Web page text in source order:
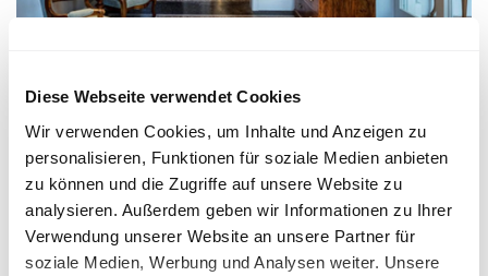
Diese Webseite verwendet Cookies
Wir verwenden Cookies, um Inhalte und Anzeigen zu
personalisieren, Funktionen für soziale Medien anbieten
zu können und die Zugriffe auf unsere Website zu
analysieren. Außerdem geben wir Informationen zu Ihrer
Verwendung unserer Website an unsere Partner für
soziale Medien, Werbung und Analysen weiter. Unsere